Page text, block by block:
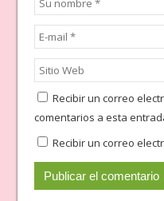
Recibir un correo
comentarios a esta
Recibir un correo